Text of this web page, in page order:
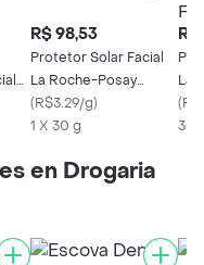
R$ 98,53
Protetor Solar Facial
La Roche-Posay
Anthelios Ultra Cover
Cor 6.0 FPS60 30g
(R$3.29/g)
1 X 30 g
R$
La
(
30
en Drogaria